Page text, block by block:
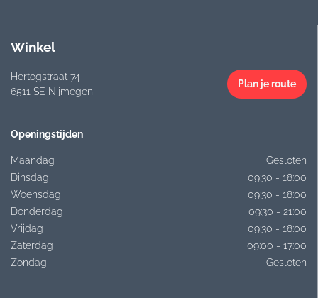
Winkel
Hertogstraat 74
6511 SE Nijmegen
Plan je route
Openingstijden
Maandag
Gesloten
Dinsdag
09:30 - 18:00
Woensdag
09:30 - 18:00
Donderdag
09:30 - 21:00
Vrijdag
09:30 - 18:00
Zaterdag
09:00 - 17:00
Zondag
Gesloten